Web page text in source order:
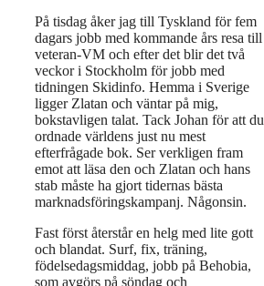
På tisdag åker jag till Tyskland för fem
dagars jobb med kommande års resa till
veteran-VM och efter det blir det två
veckor i Stockholm för jobb med
tidningen Skidinfo. Hemma i Sverige
ligger Zlatan och väntar på mig,
bokstavligen talat. Tack Johan för att du
ordnade världens just nu mest
efterfrågade bok. Ser verkligen fram
emot att läsa den och Zlatan och hans
stab måste ha gjort tidernas bästa
marknadsföringskampanj. Någonsin.
Fast först återstår en helg med lite gott
och blandat. Surf, fix, träning,
födelsedagsmiddag, jobb på Behobia,
som avgörs på söndag och